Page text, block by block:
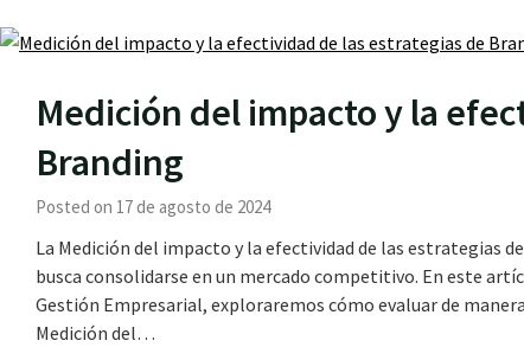
Medición del impacto y la
Branding
Posted on 17 de agosto de 2024
La Medición del impacto y la efectividad de las estrategias
busca consolidarse en un mercado competitivo. En este
Gestión Empresarial, exploraremos cómo evaluar de
Medición del…